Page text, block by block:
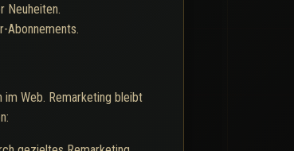
Neuheiten.
Abonnements.
im Web. Remarketing bleibt